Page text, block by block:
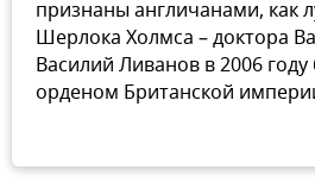
признаны англичанами, как
Шерлока Холмса – доктора
Василий Ливанов в 2006
орденом Британской